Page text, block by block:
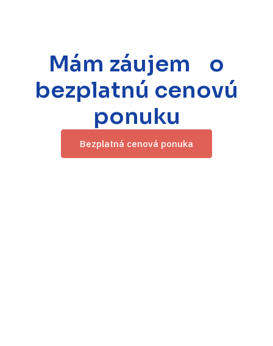
Mám záujem o
bezplatnú cenovú
ponuku
Bezplatná cenová ponuka